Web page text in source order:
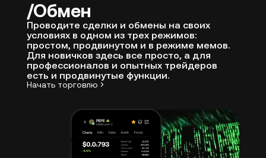
Обмен
Проводите сделки и обмены на своих
условиях в одном из трех режимов:
простом, продвинутом и в режиме мемов.
Для новичков здесь все просто, а для
профессионалов и опытных трейдеров
есть и продвинутые функции.
Начать торговлю